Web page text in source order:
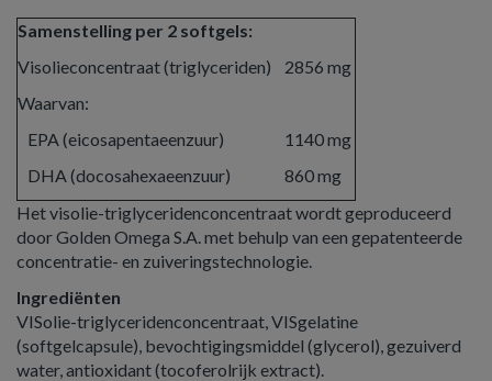
Samenstelling per 2 softgels:
Visolieconcentraat (triglyceriden) 2856 mg
Waarvan:
EPA (eicosapentaeenzuur)
1140 mg
DHA (docosahexaeenzuur)
860 mg
Het visolie-triglyceridenconcentraat wordt geproduceerd
door Golden Omega S.A. met behulp van een gepatenteerde
concentratie- en zuiveringstechnologie.
Ingrediënten
VISolie-triglyceridenconcentraat, VISgelatine
(softgelcapsule), bevochtigingsmiddel (glycerol), gezuiverd
water, antioxidant (tocoferolrijk extract).